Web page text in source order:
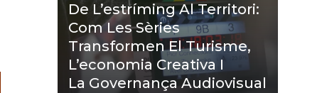
De L’estríming Al Territori:
Com Les Sèries
Transformen El Turisme,
L’economia Creativa I
La Governança Audiovisual